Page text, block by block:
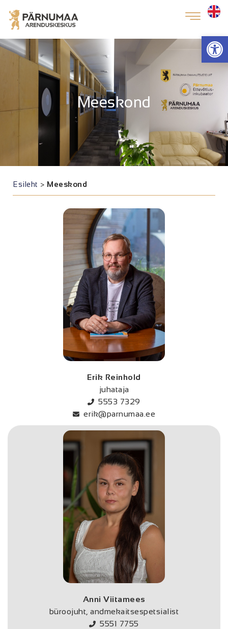
Meeskond
Esileht > Meeskond
Erik Reinhold
juhataja
5553 7329
erik@parnumaa.ee
Anni Viitamees
büroojuht, andmekaitsespetsialist
5551 7755